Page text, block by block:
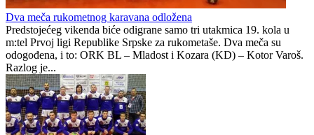
Šampionat otvaraju Leotar i Knežopoljka
Drina
0 0